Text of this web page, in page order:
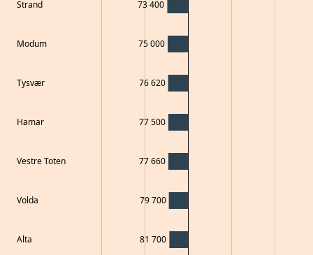
Strand
Modum
Tysvær
Hamar
Vestre Toten
Volda
Alta
73 400
75 000
76 620
77 500
77 660
79 700
81 700